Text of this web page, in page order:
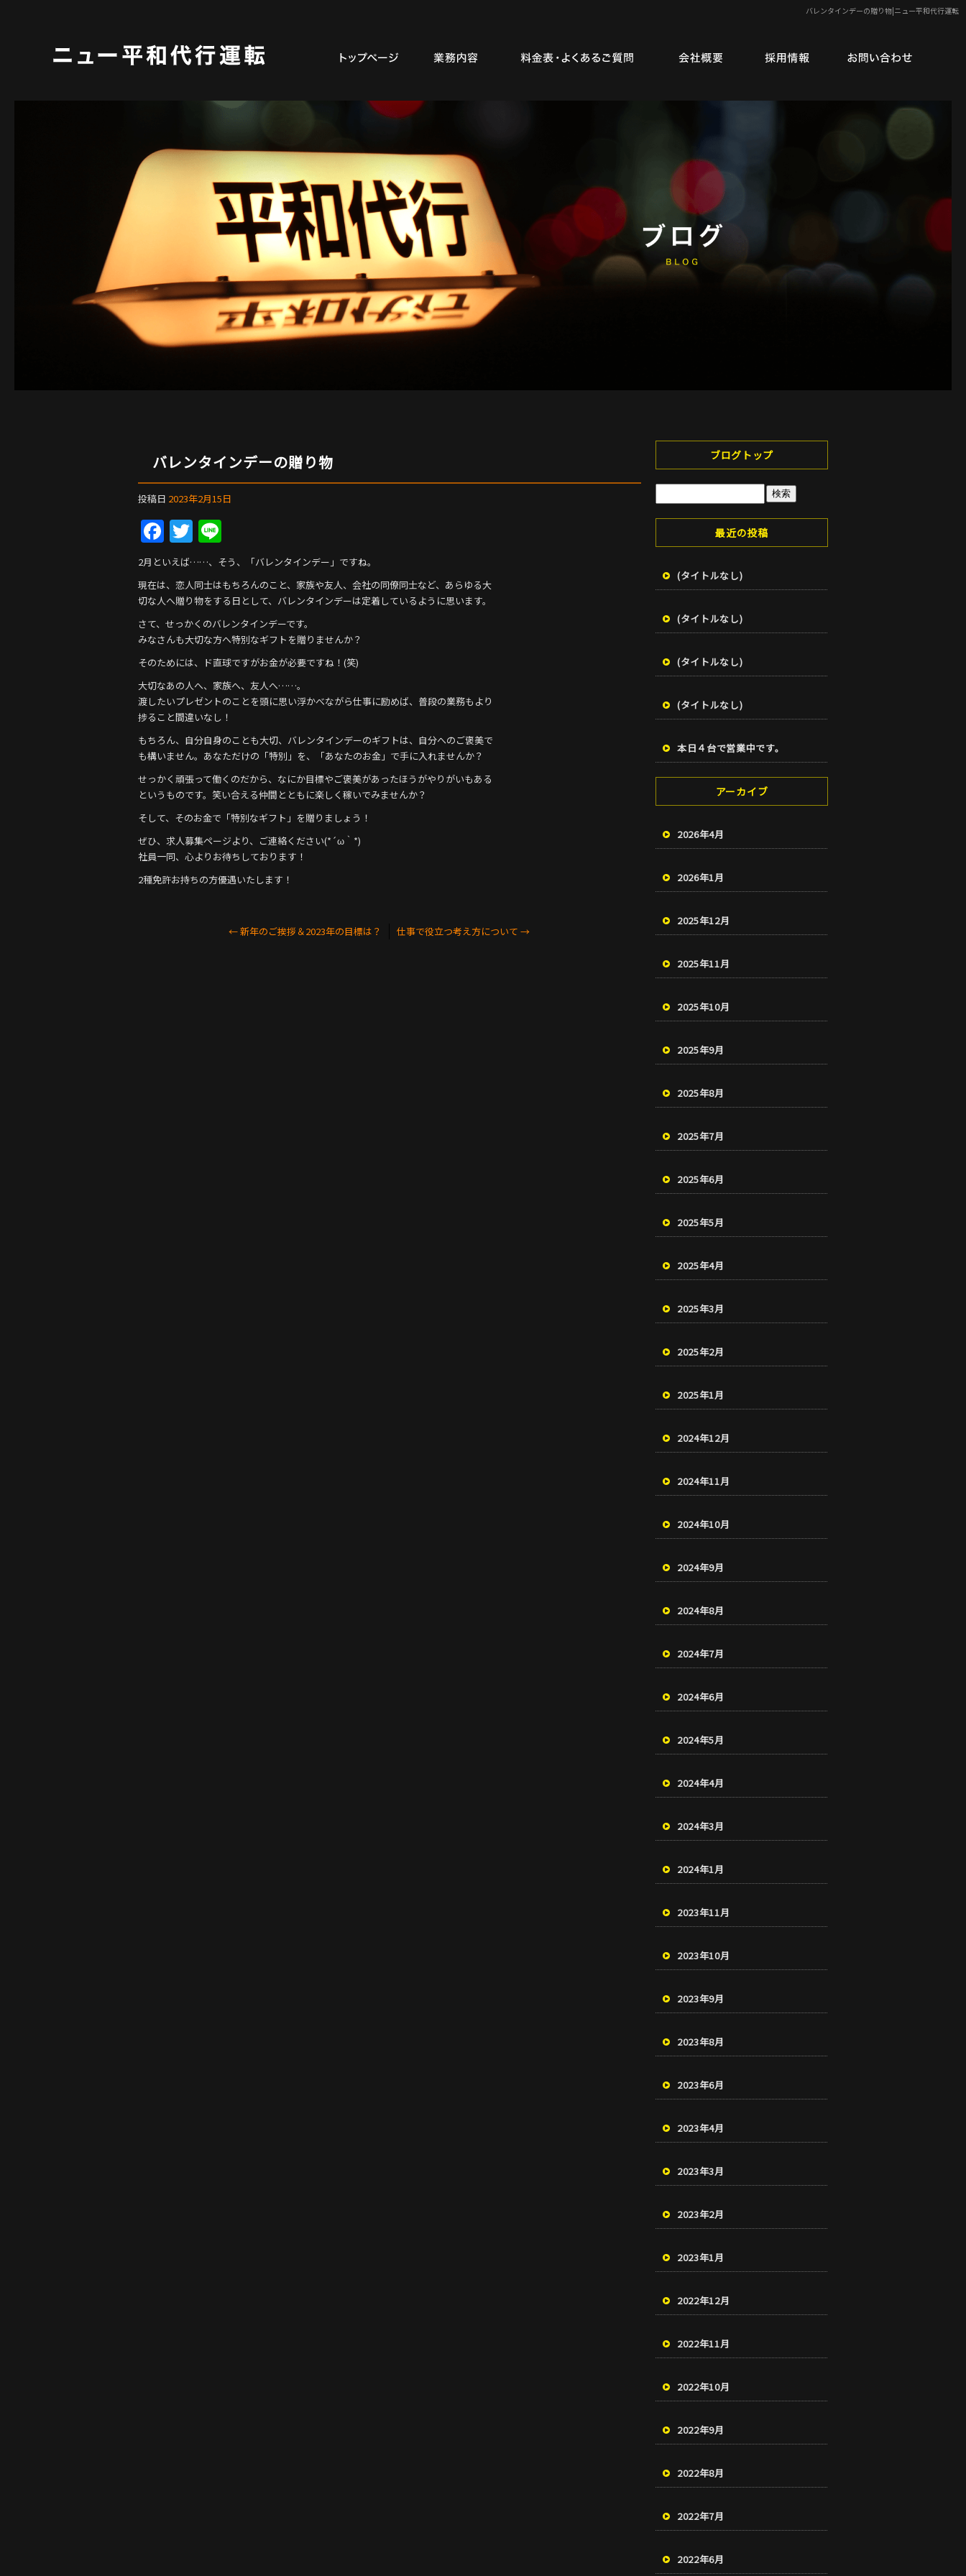
バレンタインデーの贈り物|ニュー平和代行運転
バレンタインデーの贈り物
投稿日 2023年2月15日
F
a
c
e
b
o
o
k
T
w
itt
er
n
e
2月といえば……、そう、「バレンタインデー」ですね。
現在は、恋人同士はもちろんのこと、家族や友人、会社の同僚同士など、あらゆる大
切な人へ贈り物をする日として、バレンタインデーは定着しているように思います。
さて、せっかくのバレンタインデーです。
みなさんも大切な方へ特別なギフトを贈りませんか？
そのためには、ド直球ですがお金が必要ですね！(笑)
大切なあの人へ、家族へ、友人へ……。
渡したいプレゼントのことを頭に思い浮かべながら仕事に励めば、普段の業務もより
捗ること間違いなし！
もちろん、自分自身のことも大切、バレンタインデーのギフトは、自分へのご褒美で
も構いません。あなただけの「特別」を、「あなたのお金」で手に入れませんか？
せっかく頑張って働くのだから、なにか目標やご褒美があったほうがやりがいもある
というものです。笑い合える仲間とともに楽しく稼いでみませんか？
そして、そのお金で「特別なギフト」を贈りましょう！
ぜひ、求人募集ページより、ご連絡ください(*´ω｀*)
社員一同、心よりお待ちしております！
2種免許お持ちの方優遇いたします！
←新年のご挨拶＆2023年の目標は？ 仕事で役立つ考え方について →
ブログトップ
最近の投稿
(タイトルなし)
(タイトルなし)
(タイトルなし)
(タイトルなし)
本日４台で営業中です。
アーカイブ
2026年4月
2026年1月
2025年12月
2025年11月
2025年10月
2025年9月
2025年8月
2025年7月
2025年6月
2025年5月
2025年4月
2025年3月
2025年2月
2025年1月
2024年12月
2024年11月
2024年10月
2024年9月
2024年8月
2024年7月
2024年6月
2024年5月
2024年4月
2024年3月
2024年1月
2023年11月
2023年10月
2023年9月
2023年8月
2023年6月
2023年4月
2023年3月
2023年2月
2023年1月
2022年12月
2022年11月
2022年10月
2022年9月
2022年8月
2022年7月
2022年6月